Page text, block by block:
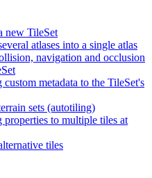
new TileSet
atlases into a single atlas
navigation and occlusion
custom metadata to the TileSet's
sets (autotiling)
properties to multiple tiles at
tiles